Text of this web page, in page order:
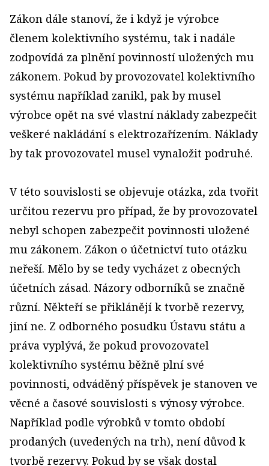
Zákon dále stanoví, že i když je výrobce
členem kolektivního systému, tak i nadále
zodpovídá za plnění povinností uložených mu
zákonem. Pokud by provozovatel kolektivního
systému například zanikl, pak by musel
výrobce opět na své vlastní náklady zabezpečit
veškeré nakládání s elektrozařízením. Náklady
by tak provozovatel musel vynaložit podruhé.
V této souvislosti se objevuje otázka, zda tvořit
určitou rezervu pro případ, že by provozovatel
nebyl schopen zabezpečit povinnosti uložené
mu zákonem. Zákon o účetnictví tuto otázku
neřeší. Mělo by se tedy vycházet z obecných
účetních zásad. Názory odborníků se značně
různí. Někteří se přiklánějí k tvorbě rezervy,
jiní ne. Z odborného posudku Ústavu státu a
práva vyplývá, že pokud provozovatel
kolektivního systému běžně plní své
povinnosti, odváděný příspěvek je stanoven ve
věcné a časové souvislosti s výnosy výrobce.
Například podle výrobků v tomto období
prodaných (uvedených na trh), není důvod k
tvorbě rezervy. Pokud by se však dostal